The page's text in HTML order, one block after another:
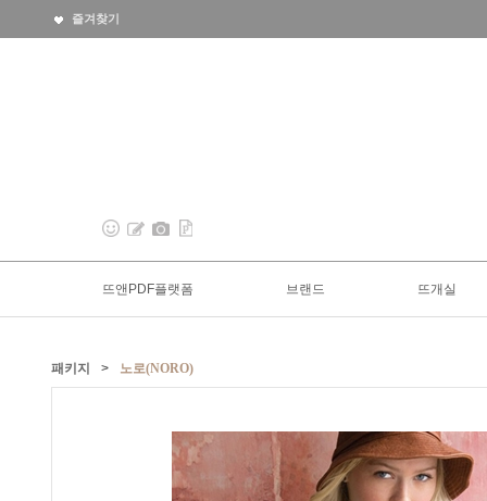
즐겨찾기
뜨앤PDF플랫폼 브랜드 뜨개실
패키지 > 노로(NORO)